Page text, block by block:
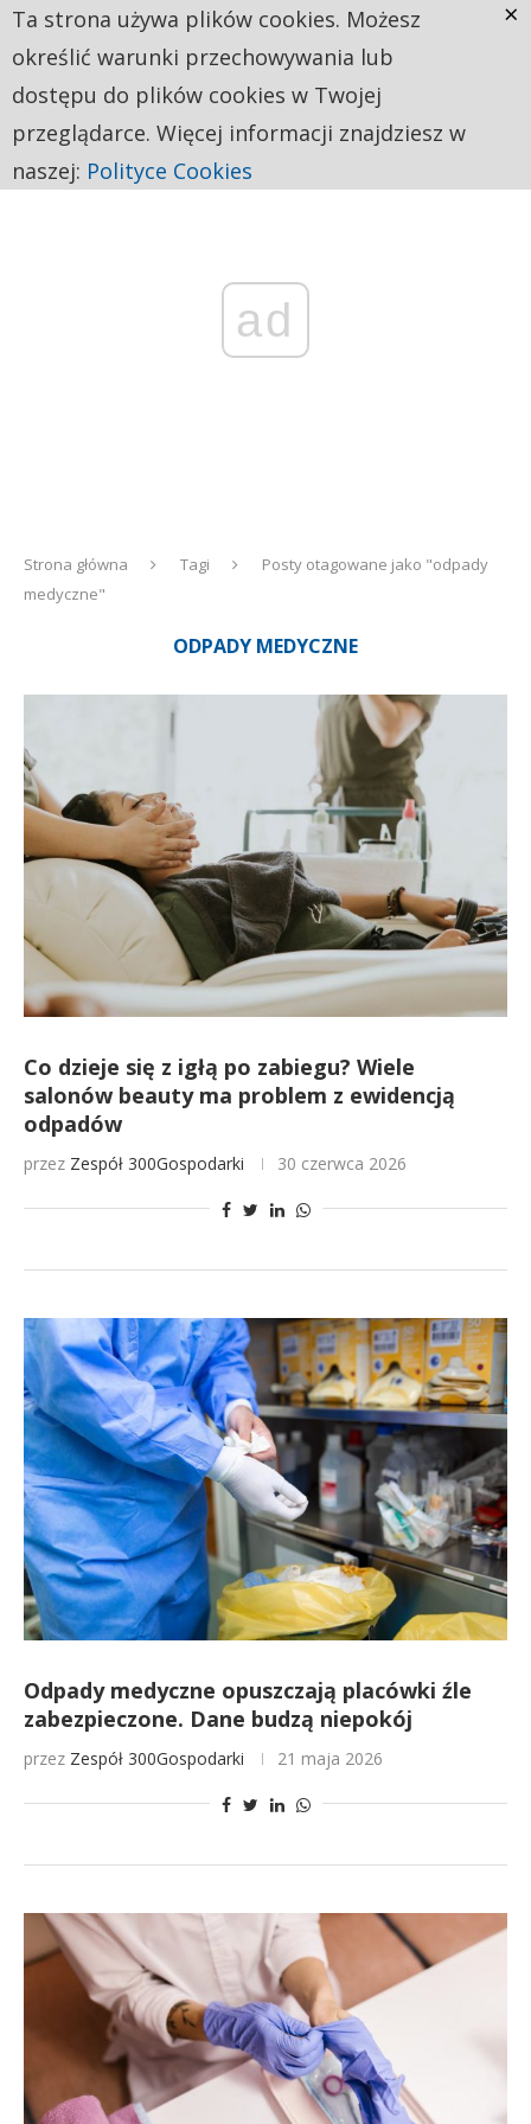
ad
Strona główna Tagi
Posty otagowane jako "odpady
medyczne"
ODPADY MEDYCZNE
Co dzieje się z igłą po zabiegu? Wiele
salonów beauty ma problem z ewidencją
odpadów
przez Zespół 300Gospodarki 30 czerwca 2026
Odpady medyczne opuszczają placówki źle
zabezpieczone. Dane budzą niepokój
przez Zespół 300Gospodarki 21 maja 2026
Ta strona używa plików cookies. Możesz
określić warunki przechowywania lub
dostępu do plików cookies w Twojej
przeglądarce. Więcej informacji znajdziesz w
naszej: Polityce Cookies
×